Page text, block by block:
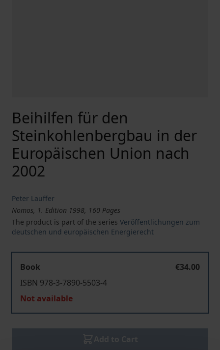
Beihilfen für den
Steinkohlenbergbau in der
Europäischen Union nach
2002
Peter Lauffer
Nomos, 1. Edition 1998, 160 Pages
The product is part of the series Veröffentlichungen zum
deutschen und europäischen Energierecht
Book
€34.00
ISBN 978-3-7890-5503-4
Not available